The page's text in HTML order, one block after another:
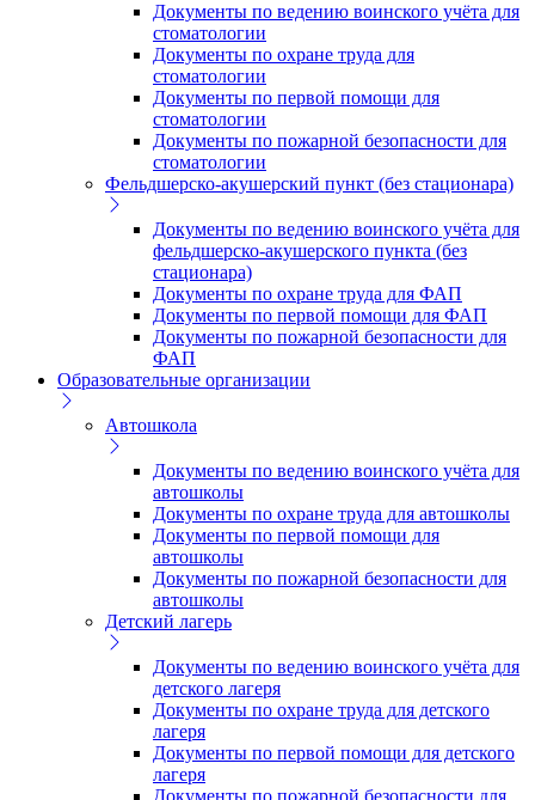
Документы по ведению воинского учёта для
стоматологии
Документы по охране труда для
стоматологии
Документы по первой помощи для
стоматологии
Документы по пожарной безопасности для
стоматологии
Фельдшерско-акушерский пункт (без стационара)
Документы по ведению воинского учёта для
фельдшерско-акушерского пункта (без
стационара)
Документы по охране труда для ФАП
Документы по первой помощи для ФАП
Документы по пожарной безопасности для
ФАП
Образовательные организации
Автошкола
Документы по ведению воинского учёта для
автошколы
Документы по охране труда для автошколы
Документы по первой помощи для
автошколы
Документы по пожарной безопасности для
автошколы
Детский лагерь
Документы по ведению воинского учёта для
детского лагеря
Документы по охране труда для детского
лагеря
Документы по первой помощи для детского
лагеря
Документы по пожарной безопасности для